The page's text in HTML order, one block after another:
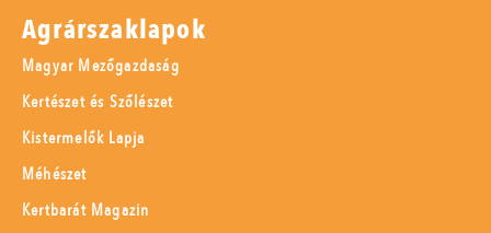
Agrárszaklapok
Magyar Mezőgazdaság
Kertészet és Szőlészet
Kistermelők Lapja
Méhészet
Kertbarát Magazin